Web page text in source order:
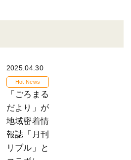
2025.04.30
Hot News
「ごろまる
だより」が
地域密着情
報誌「月刊
リブル」と